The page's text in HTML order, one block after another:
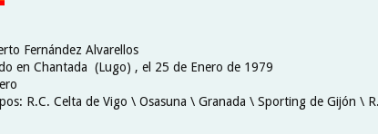
Fernández Alvarellos
en Chantada (Lugo) , el 25 de Enero de 1979
R.C. Celta de Vigo \ Osasuna \ Granada \ Sporting de Gijón \